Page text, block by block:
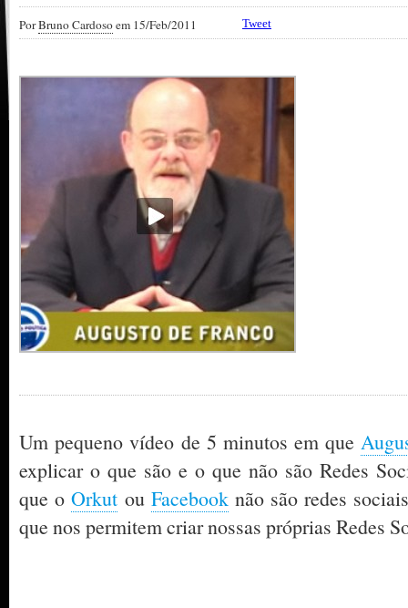
PorBruno Cardosoem 15/Feb/2011 Tweet
Um pequeno vídeo de 5 minutos em que
explicar o que são e o que não são Redes
que oOrkut ou Facebooknão são redes
que nos permitem criar nossas próprias Redes